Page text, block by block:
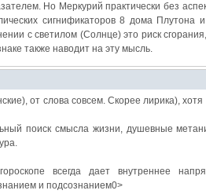
Но Меркурий практически без
сигнификаторов 8 дома
с светилом (Солнце) это риск
также наводит на эту мысль.
от слова совсем. Скорее лирика),
поиск смысла жизни, душевные
всегда дает внутреннее
и подсознанием0>